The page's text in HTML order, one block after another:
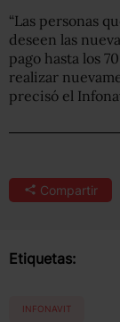
“Las personas
deseen las
pago hasta los
realizar
precisó el
Compartir
Etiquetas:
INFONAVIT